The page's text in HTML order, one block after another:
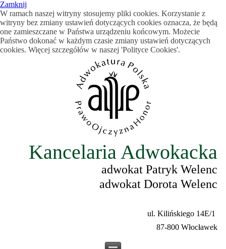
Zamknij
W ramach naszej witryny stosujemy pliki cookies. Korzystanie z
witryny bez zmiany ustawień dotyczących cookies oznacza, że będą
one zamieszczane w Państwa urządzeniu końcowym. Możecie
Państwo dokonać w każdym czasie zmiany ustawień dotyczących
cookies. Więcej szczegółów w naszej 'Polityce Cookies'.
Kancelaria Adwokacka
adwokat Patryk Welenc
adwokat Dorota Welenc
ul. Kilińskiego 14E/1
87-800 Włocławek